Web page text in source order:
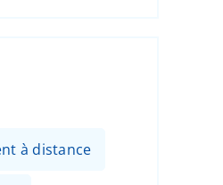
à distance